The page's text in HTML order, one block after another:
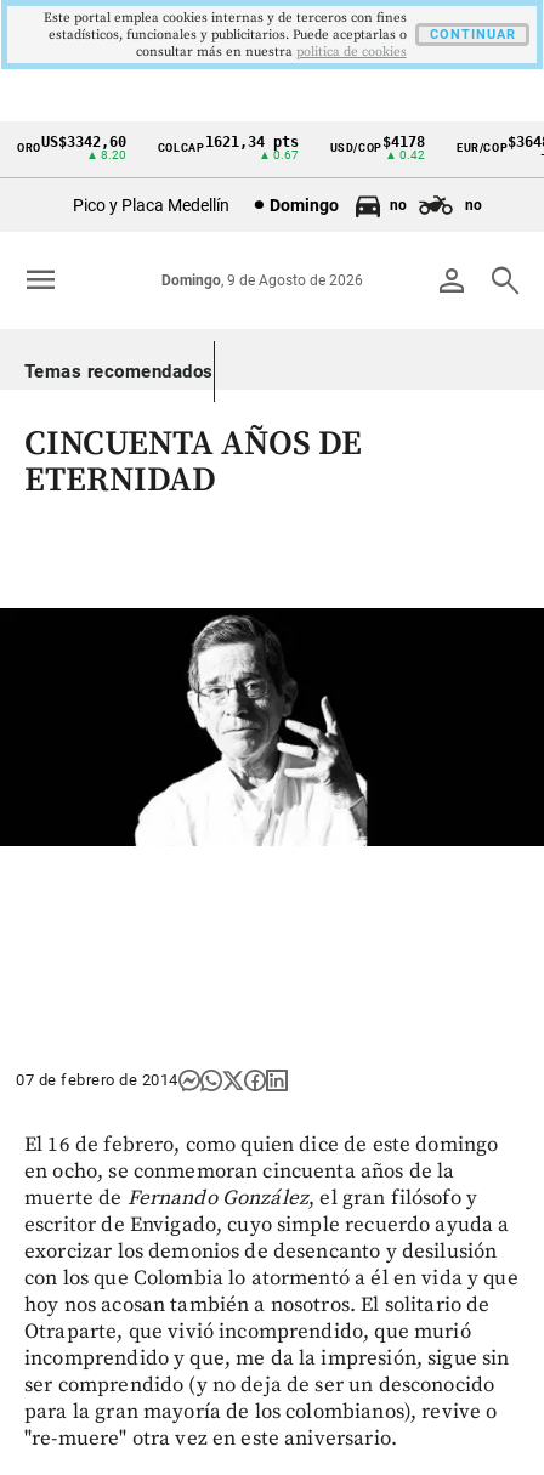
Cintillo
Colombia
OROUS$3342,60
▲ 8.20
COLCAP1621,34 pts
▲ 0.67
USD/COP$4178
▲ 0.42
EUR/COP$3648
Pico y Placa Medellín Domingo no no
person search
Domingo, 9 de Agosto de 2026
menu
Temas recomendados
CINCUENTA AÑOS DE
ETERNIDAD
07 de febrero de 2014
El 16 de febrero, como quien dice de este domingo
en ocho, se conmemoran cincuenta años de la
muerte de Fernando González, el gran filósofo y
escritor de Envigado, cuyo simple recuerdo ayuda a
exorcizar los demonios de desencanto y desilusión
con los que Colombia lo atormentó a él en vida y que
hoy nos acosan también a nosotros. El solitario de
Otraparte, que vivió incomprendido, que murió
incomprendido y que, me da la impresión, sigue sin
ser comprendido (y no deja de ser un desconocido
para la gran mayoría de los colombianos), revive o
"re-muere" otra vez en este aniversario.
Este portal emplea cookies internas y de terceros con fines
estadísticos, funcionales y publicitarios. Puede aceptarlas o
consultar más en nuestra politica de cookies
CONTINUAR